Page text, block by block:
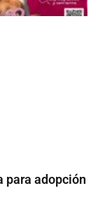
para adopción